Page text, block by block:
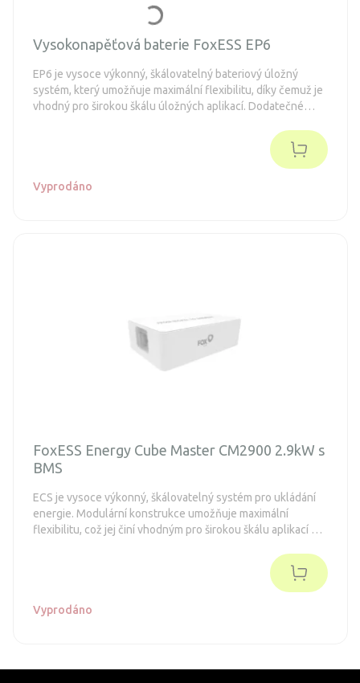
Vysokonapěťová baterie FoxESS EP6
EP6 je vysoce výkonný, škálovatelný bateriový úložný
systém, který umožňuje maximální flexibilitu, díky čemuž je
vhodný pro širokou škálu úložných aplikací. Dodatečné
Vyprodáno
FoxESS Energy Cube Master CM2900 2.9kW s
BMS
ECS je vysoce výkonný, škálovatelný systém pro ukládání
energie. Modulární konstrukce umožňuje maximální
flexibilitu, což jej činí vhodným pro širokou škálu aplikací pro
Instalace je snadná díky řešení typu "plug and play", které
Vyprodáno